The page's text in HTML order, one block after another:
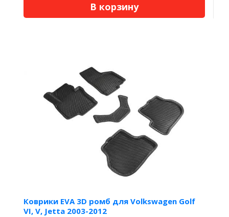
В корзину
Коврики EVA 3D ромб для Volkswagen Golf
VI, V, Jetta 2003-2012